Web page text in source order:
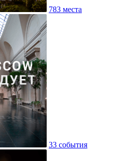
783 места
33 события